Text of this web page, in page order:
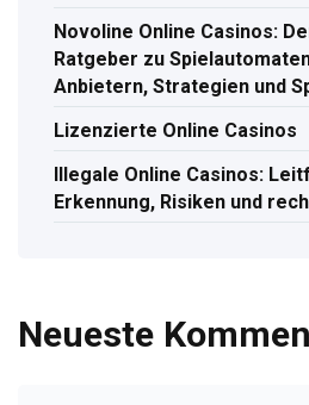
Novoline Online Casinos:
Ratgeber zu
Anbietern, Strategien und
Lizenzierte Online Casinos
Illegale Online Casinos:
Erkennung, Risiken und
Neueste